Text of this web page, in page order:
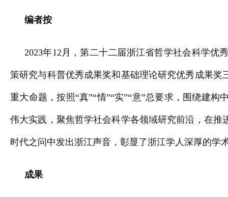
编者按
2023年12月，第二十二届浙江省哲学社会科学
策研究与科普优秀成果奖和基础理论研究优秀成果奖
重大命题，按照“真”“情”“实”“意”总要求，围绕建
伟大实践，聚焦哲学社会科学各领域研究前沿，在
时代之问中发出浙江声音，彰显了浙江学人深厚的学
成果